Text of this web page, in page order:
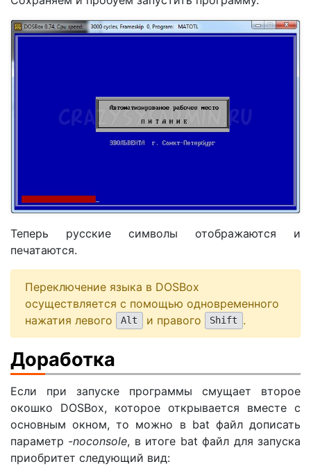
Теперь русские символы отображаются и
печатаются.
Переключение языка в DOSBox
осуществляется с помощью одновременного
нажатия левого
Alt и правого Shift .
Доработка
Если при запуске программы смущает второе
окошко DOSBox, которое открывается вместе с
основным окном, то можно в bat файл дописать
параметр -noconsole, в итоге bat файл для запуска
приобритет следующий вид: